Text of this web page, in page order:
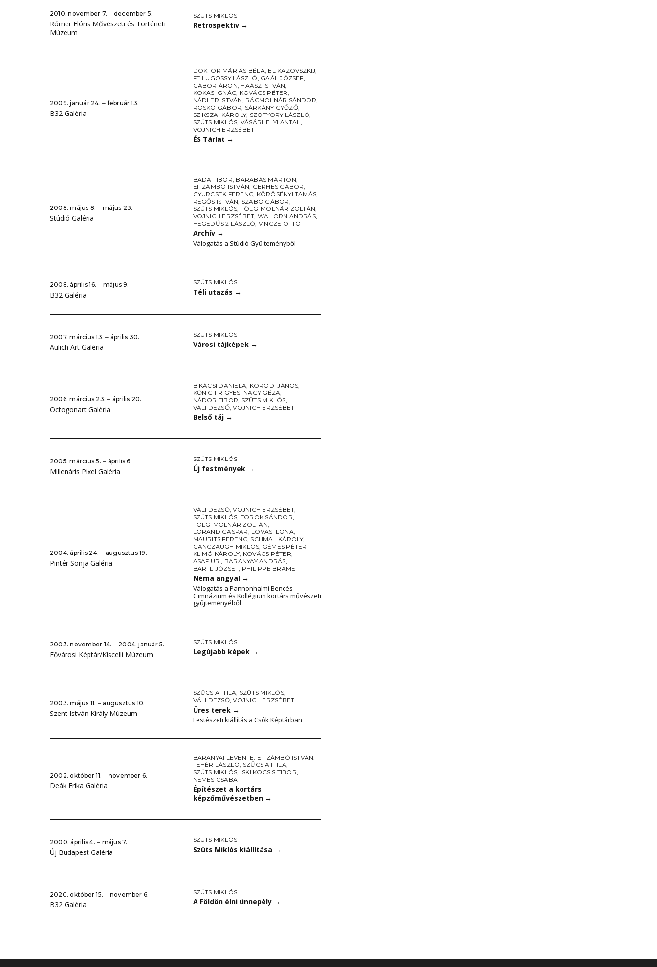
2010. november 7. ‒ december 5.
Rómer Flóris Művészeti és Történeti
Múzeum
SZÜTS MIKLÓS
Retrospektív →
2009. január 24. ‒ február 13.
B32 Galéria
DOKTOR MÁRIÁS BÉLA, EL KAZOVSZKIJ,
FE LUGOSSY LÁSZLÓ, GAÁL JÓZSEF,
GÁBOR ÁRON, HAÁSZ ISTVÁN,
KOKAS IGNÁC, KOVÁCS PÉTER,
NÁDLER ISTVÁN, RÁCMOLNÁR SÁNDOR,
ROSKÓ GÁBOR, SÁRKÁNY GYŐZŐ,
SZIKSZAI KÁROLY, SZOTYORY LÁSZLÓ,
SZÜTS MIKLÓS, VÁSÁRHELYI ANTAL,
VOJNICH ERZSÉBET
ÉS Tárlat →
2008. május 8. ‒ május 23.
Stúdió Galéria
BADA TIBOR, BARABÁS MÁRTON,
EF ZÁMBÓ ISTVÁN, GERHES GÁBOR,
GYURCSEK FERENC, KÖRÖSÉNYI TAMÁS,
REGŐS ISTVÁN, SZABÓ GÁBOR,
SZÜTS MIKLÓS, TÖLG-MOLNÁR ZOLTÁN,
VOJNICH ERZSÉBET, WAHORN ANDRÁS,
HEGEDŰS 2 LÁSZLÓ, VINCZE OTTÓ
Archív →
Válogatás a Stúdió Gyűjteményből
2008. április 16. ‒ május 9.
B32 Galéria
SZÜTS MIKLÓS
Téli utazás →
2007. március 13. ‒ április 30.
Aulich Art Galéria
SZÜTS MIKLÓS
Városi tájképek →
2006. március 23. ‒ április 20.
Octogonart Galéria
BIKÁCSI DANIELA, KORODI JÁNOS,
KŐNIG FRIGYES, NAGY GÉZA,
NÁDOR TIBOR, SZÜTS MIKLÓS,
VÁLI DEZSŐ,VOJNICH ERZSÉBET
Belső táj →
2005. március 5. ‒ április 6.
Millenáris Pixel Galéria
SZÜTS MIKLÓS
Új festmények →
2004. április 24. ‒ augusztus 19.
Pintér Sonja Galéria
VÁLI DEZSŐ,VOJNICH ERZSÉBET,
SZÜTS MIKLÓS, TOROK SÁNDOR,
TÖLG-MOLNÁR ZOLTÁN,
LORAND GASPAR, LOVAS ILONA,
MAURITS FERENC, SCHMAL KÁROLY,
GANCZAUGH MIKLÓS, GÉMES PÉTER,
KLIMÓ KÁROLY, KOVÁCS PÉTER,
ASAF URI, BARANYAY ANDRÁS,
BARTL JÓZSEF, PHILIPPE BRAME
Néma angyal →
Válogatás a Pannonhalmi Bencés
Gimnázium és Kollégium kortárs művészeti
gyűjteményéből
2003. november 14. ‒ 2004. január 5.
Fővárosi Képtár/Kiscelli Múzeum
SZÜTS MIKLÓS
Legújabb képek →
2003. május 11. ‒ augusztus 10.
Szent István Király Múzeum
SZŰCS ATTILA, SZÜTS MIKLÓS,
VÁLI DEZSŐ,VOJNICH ERZSÉBET
Üres terek →
Festészeti kiállítás a Csók Képtárban
2002. október 11. ‒ november 6.
Deák Erika Galéria
BARANYAI LEVENTE, EF ZÁMBÓ ISTVÁN,
FEHÉR LÁSZLÓ, SZŰCS ATTILA,
SZÜTS MIKLÓS, ISKI KOCSIS TIBOR,
NEMES CSABA
Építészet a kortárs
képzőművészetben →
2000. április 4. ‒ május 7.
Új Budapest Galéria
SZÜTS MIKLÓS
Szüts Miklós kiállítása →
2020. október 15. ‒ november 6.
B32 Galéria
SZÜTS MIKLÓS
A Földön élni ünnepély →